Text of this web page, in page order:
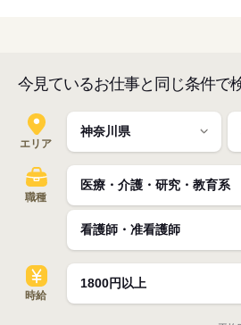
今見ているお仕事と同じ条件で
エリア
職種
時給